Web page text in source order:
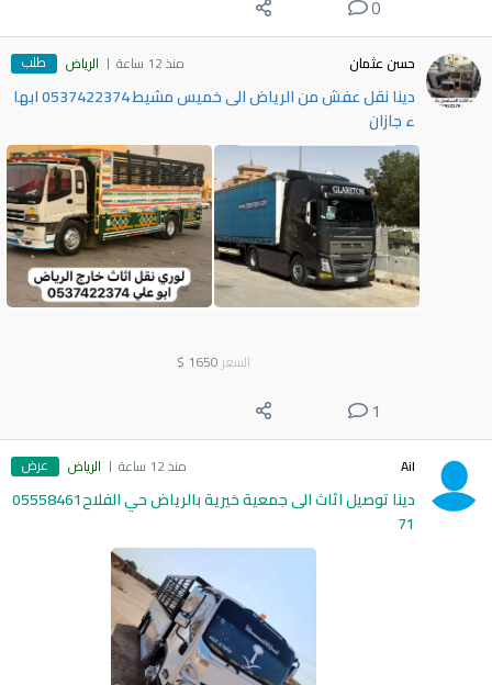
0
حسن عثمان منذ 12 ساعة الرياض طلب
دينا نقل عفش من الرياض الى خميس مشيط 0537422374 ابها
ء جازان
السعر 1650
$
1
Ail منذ 12 ساعة الرياض عرض
دينا توصيل اثاث الى جمعية خيرية بالرياض حي الفلاح05558461
71